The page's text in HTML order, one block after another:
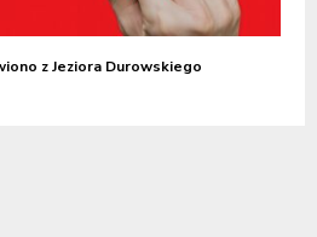
z Jeziora Durowskiego